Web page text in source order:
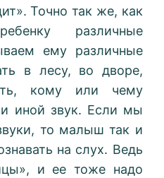
Точно так же, как
различные
ему различные
в лесу, во дворе,
кому или чему
иной звук. Если мы
то малыш так и
на слух. Ведь
и ее тоже надо